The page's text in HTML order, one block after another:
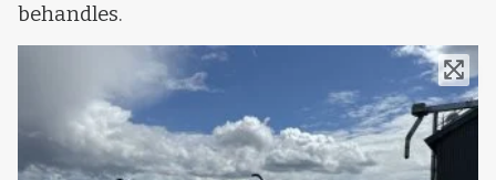
behandles.